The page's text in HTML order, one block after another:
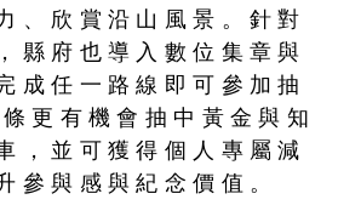
、欣賞沿山風景。針對
縣府也導入數位集章與
成任一路線即可參加抽
更有機會抽中黃金與知
，並可獲得個人專屬減
參與感與紀念價值。